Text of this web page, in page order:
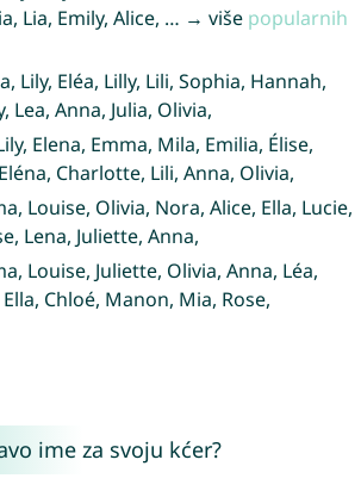
Lia, Emily, Alice, … → više popularnih
Lily, Eléa, Lilly, Lili, Sophia, Hannah,
Lea, Anna, Julia, Olivia,
Elena, Emma, Mila, Emilia, Élise,
Charlotte, Lili, Anna, Olivia,
Louise, Olivia, Nora, Alice, Ella, Lucie,
Lena, Juliette, Anna,
Louise, Juliette, Olivia, Anna, Léa,
Chloé, Manon, Mia, Rose,
ime za svoju kćer?